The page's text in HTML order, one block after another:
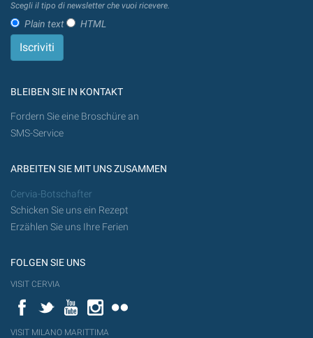
Scegli il tipo di newsletter che vuoi ricevere.
Plain text HTML
BLEIBEN SIE IN KONTAKT
Fordern Sie eine Broschüre an
SMS-Service
ARBEITEN SIE MIT UNS ZUSAMMEN
Cervia-Botschafter
Schicken Sie uns ein Rezept
Erzählen Sie uns Ihre Ferien
FOLGEN SIE UNS
VISIT CERVIA
FacebookTwitterYouTubeInstagram
VISIT MILANO MARITTIMA